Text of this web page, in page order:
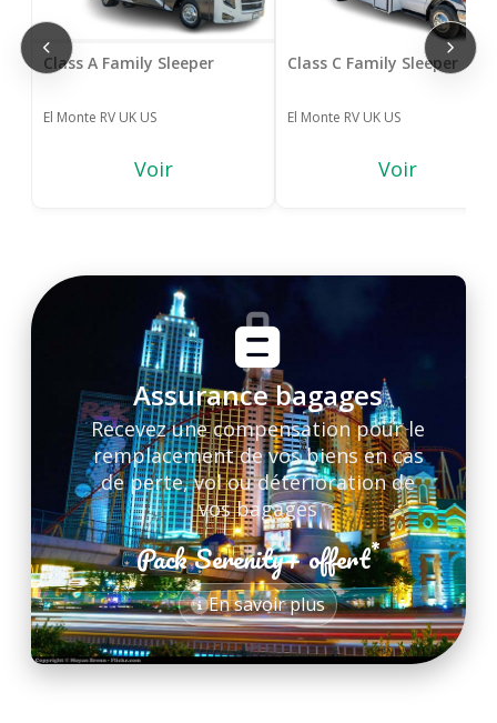
Class A Family Sleeper
El Monte RV UK US
Voir
Class C Family Sleeper
El Monte RV UK US
Voir
*
Assurance bagages
Recevez une compensation pour le
remplacement de vos biens en cas
de perte, vol ou détérioration de
vos bagages
Pack Serenity+ offert*
En savoir plus